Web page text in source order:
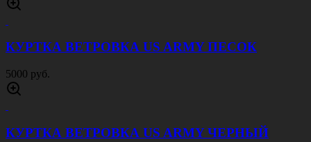
КУРТКА ВЕТРОВКА US ARMY ПЕСОК
5000 руб.
КУРТКА ВЕТРОВКА US ARMY ЧЕРНЫЙ